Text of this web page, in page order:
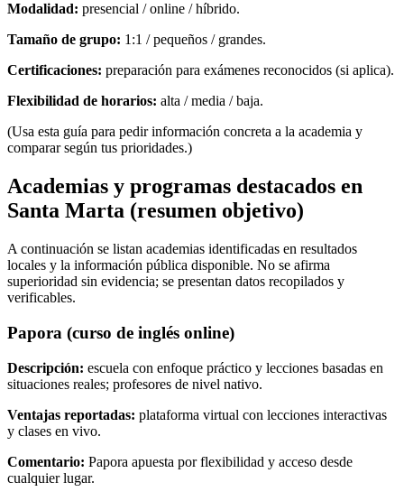
Modalidad: presencial / online / híbrido.
Tamaño de grupo: 1:1 / pequeños / grandes.
Certificaciones: preparación para exámenes reconocidos (si aplica).
Flexibilidad de horarios: alta / media / baja.
(Usa esta guía para pedir información concreta a la academia y
comparar según tus prioridades.)
Academias y programas destacados en
Santa Marta (resumen objetivo)
A continuación se listan academias identificadas en resultados
locales y la información pública disponible. No se afirma
superioridad sin evidencia; se presentan datos recopilados y
verificables.
Papora (curso de inglés online)
Descripción: escuela con enfoque práctico y lecciones basadas en
situaciones reales; profesores de nivel nativo.
Ventajas reportadas: plataforma virtual con lecciones interactivas
y clases en vivo.
Comentario: Papora apuesta por flexibilidad y acceso desde
cualquier lugar.